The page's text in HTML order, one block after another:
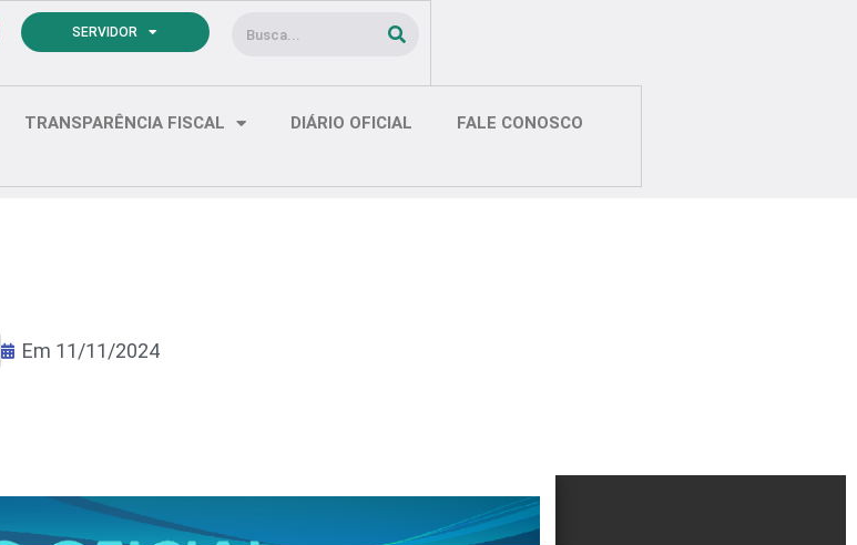
SERVIDOR Pesquisar
TRANSPARÊNCIA FISCAL DIÁRIO OFICIAL FALE CONOSCO
Em 11/11/2024